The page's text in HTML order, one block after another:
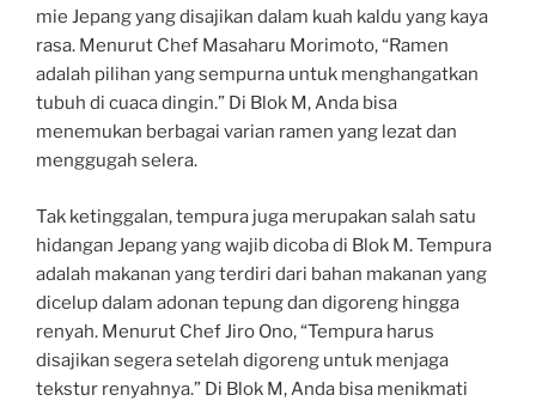
mie Jepang yang disajikan dalam kuah kaldu yang kaya
rasa. Menurut Chef Masaharu Morimoto, “Ramen
adalah pilihan yang sempurna untuk menghangatkan
tubuh di cuaca dingin.” Di Blok M, Anda bisa
menemukan berbagai varian ramen yang lezat dan
menggugah selera.
Tak ketinggalan, tempura juga merupakan salah satu
hidangan Jepang yang wajib dicoba di Blok M. Tempura
adalah makanan yang terdiri dari bahan makanan yang
dicelup dalam adonan tepung dan digoreng hingga
renyah. Menurut Chef Jiro Ono, “Tempura harus
disajikan segera setelah digoreng untuk menjaga
tekstur renyahnya.” Di Blok M, Anda bisa menikmati